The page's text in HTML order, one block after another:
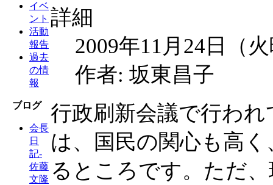
イベ
ント
活動
報告
過去
の情
報
ブログ
会長
日
記-
佐藤
文隆
詳細
2009年11月24日（
作者: 坂東昌子
行政刷新会議で行わ
は、国民の関心も高
るところです。ただ